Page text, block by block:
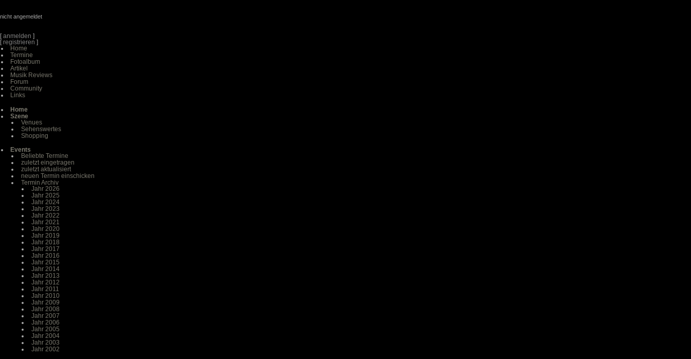
nicht angemeldet
[anmelden ]
[registrieren ]
Home
Termine
Fotoalbum
Artikel
Musik Reviews
Forum
Community
Links
Home
Szene
Venues
Sehenswertes
Shopping
Events
Beliebte Termine
zuletzt eingetragen
zuletzt aktualisiert
neuen Termin einschicken
Termin Archiv
Jahr 2026
Jahr 2025
Jahr 2024
Jahr 2023
Jahr 2022
Jahr 2021
Jahr 2020
Jahr 2019
Jahr 2018
Jahr 2017
Jahr 2016
Jahr 2015
Jahr 2014
Jahr 2013
Jahr 2012
Jahr 2011
Jahr 2010
Jahr 2009
Jahr 2008
Jahr 2007
Jahr 2006
Jahr 2005
Jahr 2004
Jahr 2003
Jahr 2002